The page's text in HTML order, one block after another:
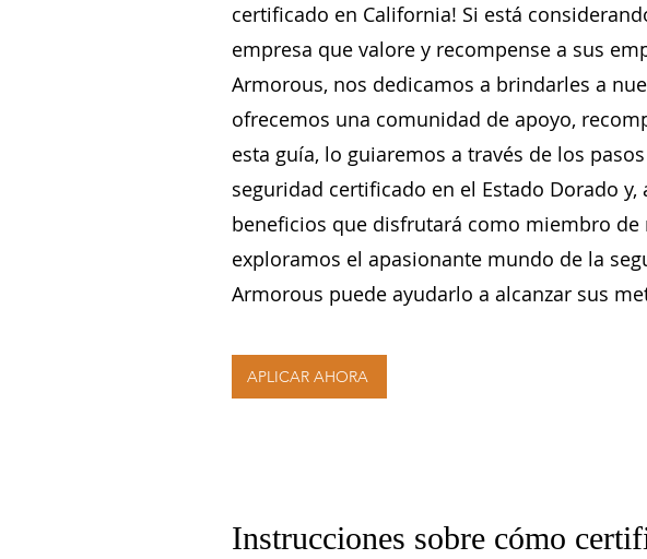
certificado en California! Si está
empresa que valore y recompense a sus
Armorous, nos dedicamos a brindarles a
ofrecemos una comunidad de apoyo,
esta guía, lo guiaremos a través de los
seguridad certificado en el Estado Dorado
beneficios que disfrutará como miembro
exploramos el apasionante mundo de la
Armorous puede ayudarlo a alcanzar sus
APLICAR AHORA
Instrucciones sobre cómo